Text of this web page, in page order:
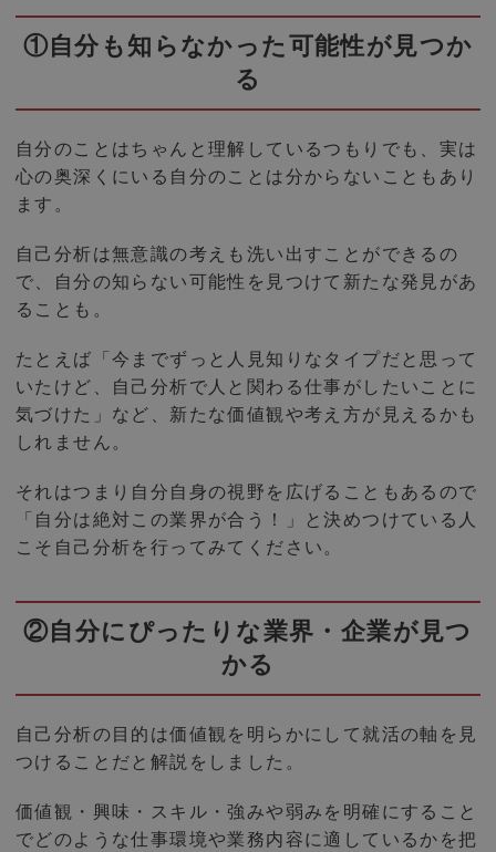
①自分も知らなかった可能性が見つか
る
自分のことはちゃんと理解しているつもりでも、実は
心の奥深くにいる自分のことは分からないこともあり
ます。
自己分析は無意識の考えも洗い出すことができるの
で、自分の知らない可能性を見つけて新たな発見があ
ることも。
たとえば「今までずっと人見知りなタイプだと思って
いたけど、自己分析で人と関わる仕事がしたいことに
気づけた」など、新たな価値観や考え方が見えるかも
しれません。
それはつまり自分自身の視野を広げることもあるので
「自分は絶対この業界が合う！」と決めつけている人
こそ自己分析を行ってみてください。
②自分にぴったりな業界・企業が見つ
かる
自己分析の目的は価値観を明らかにして就活の軸を見
つけることだと解説をしました。
価値観・興味・スキル・強みや弱みを明確にすること
でどのような仕事環境や業務内容に適しているかを把